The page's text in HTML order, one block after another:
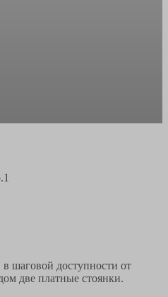
шаговой доступности от
две платные стоянки.